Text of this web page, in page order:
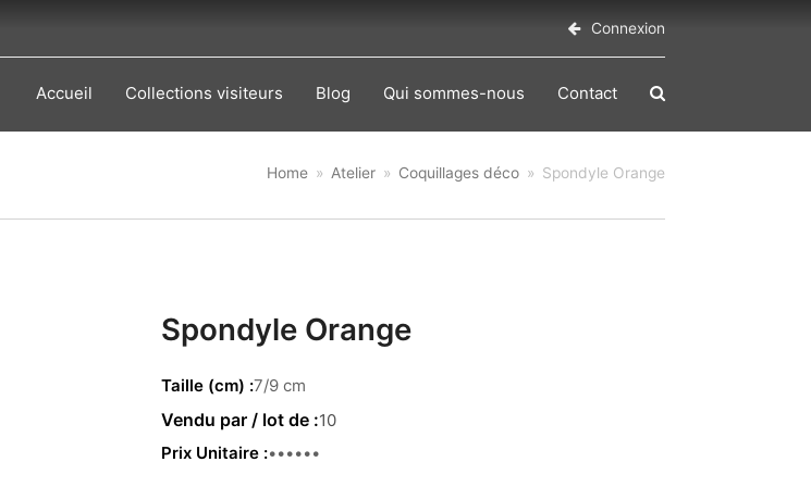
Connexion
Accueil Collections visiteurs Blog Qui sommes-nous Contact
Home » Atelier » Coquillages déco » Spondyle Orange
Spondyle Orange
Taille (cm) 7/9 cm
10
Prix Unitaire 1.98 €